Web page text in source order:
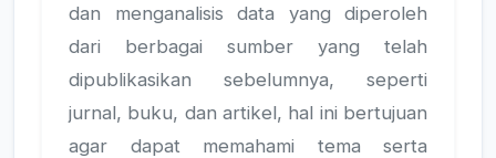
dan menganalisis data yang diperoleh
dari berbagai sumber yang telah
dipublikasikan sebelumnya, seperti
jurnal, buku, dan artikel, hal ini bertujuan
agar dapat memahami tema serta